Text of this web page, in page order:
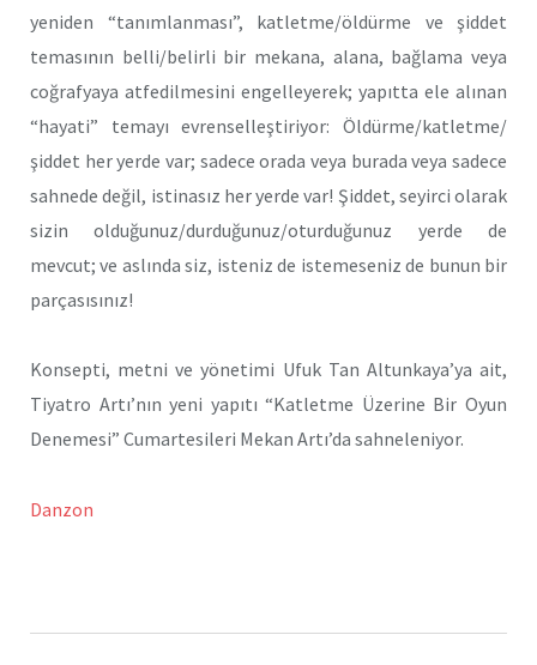
yeniden “tanımlanması”, katletme/öldürme ve şiddet
temasının belli/belirli bir mekana, alana, bağlama veya
coğrafyaya atfedilmesini engelleyerek; yapıtta ele alınan
“hayati” temayı evrenselleştiriyor: Öldürme/katletme/
şiddet her yerde var; sadece orada veya burada veya sadece
sahnede değil, istinasız her yerde var! Şiddet, seyirci olarak
sizin olduğunuz/durduğunuz/oturduğunuz yerde de
mevcut; ve aslında siz, isteniz de istemeseniz de bunun bir
parçasısınız!
Konsepti, metni ve yönetimi Ufuk Tan Altunkaya’ya ait,
Tiyatro Artı’nın yeni yapıtı “Katletme Üzerine Bir Oyun
Denemesi” Cumartesileri Mekan Artı’da sahneleniyor.
Danzon